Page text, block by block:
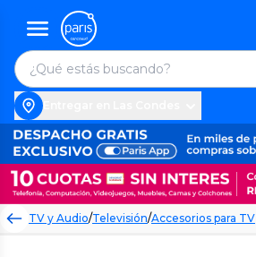
TV y Audio/Televisión/Accesorios para TV